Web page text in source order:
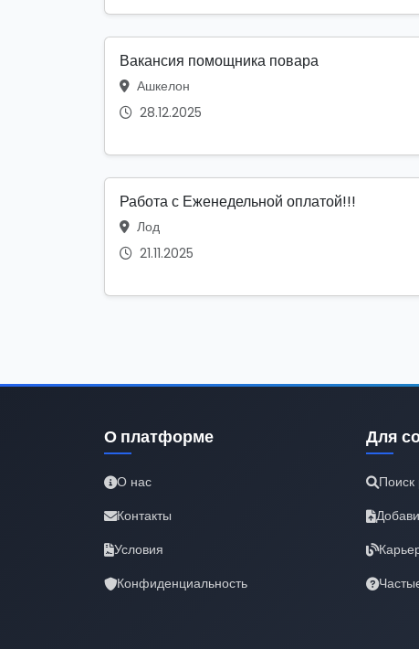
Вакансия помощника повара
Ашкелон
28.12.2025
Работа с Еженедельной оплатой!!!
Лод
21.11.2025
О платформе
О нас
Контакты
Условия
Конфиденциальность
Для
Поиск